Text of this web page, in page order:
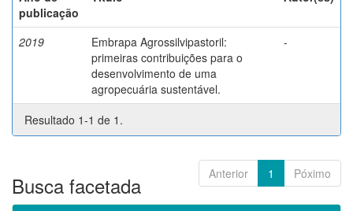
publicação
2019
Embrapa Agrossilvipastoril:
primeiras contribuições para o
desenvolvimento de uma
agropecuária sustentável.
-
Resultado 1-1 de 1.
Anterior 1 Póximo
Busca facetada